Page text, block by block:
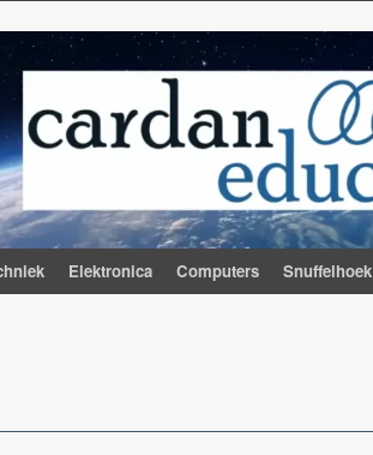
Elektronica Computers Snuffelhoek